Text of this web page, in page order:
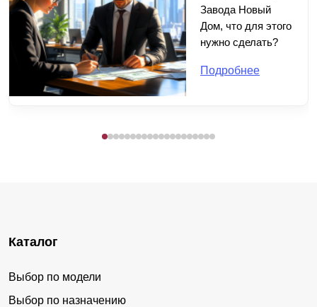
Завода Новый
Дом, что для этого
нужно сделать?
Подробнее
Каталог
Выбор по модели
Выбор по назначению